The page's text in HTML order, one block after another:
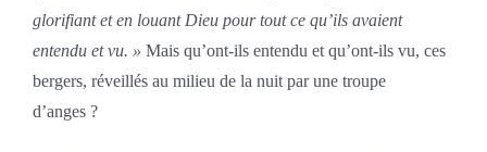
glorifiant et en louant Dieu pour tout ce qu’ils avaient
entendu et vu. » Mais qu’ont-ils entendu et qu’ont-ils vu, ces
bergers, réveillés au milieu de la nuit par une troupe
d’anges ?